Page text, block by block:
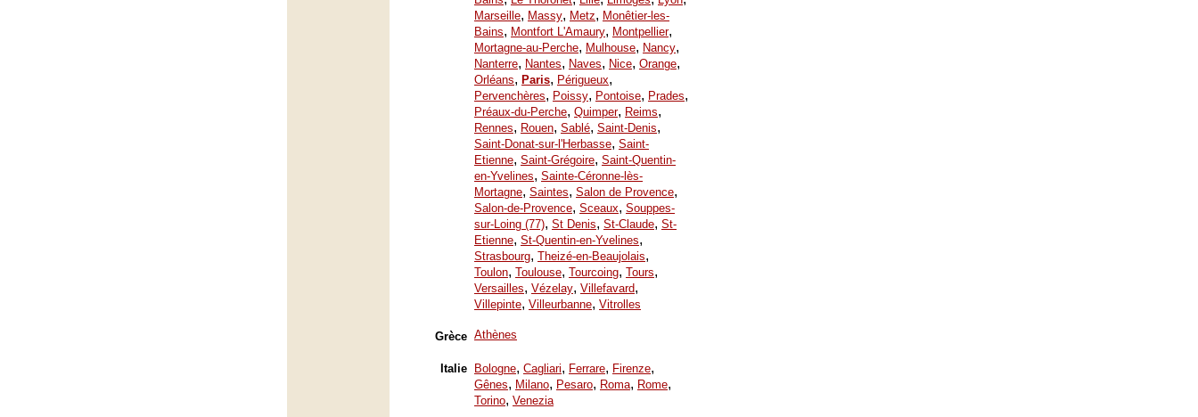
Marseille, Massy, Metz, Monêtier-les-
Bains, Montfort L'Amaury, Montpellier,
Mortagne-au-Perche, Mulhouse, Nancy,
Nanterre, Nantes, Naves, Nice, Orange,
Orléans, Paris, Périgueux,
Pervenchères, Poissy, Pontoise, Prades,
Préaux-du-Perche, Quimper, Reims,
Rennes, Rouen, Sablé, Saint-Denis,
Saint-Donat-sur-l'Herbasse, Saint-
Etienne, Saint-Grégoire, Saint-Quentin-
en-Yvelines, Sainte-Céronne-lès-
Mortagne, Saintes, Salon de Provence,
Salon-de-Provence, Sceaux, Souppes-
sur-Loing (77), St Denis, St-Claude, St-
Etienne, St-Quentin-en-Yvelines,
Strasbourg, Theizé-en-Beaujolais,
Toulon, Toulouse, Tourcoing, Tours,
Versailles, Vézelay, Villefavard,
Villepinte, Villeurbanne, Vitrolles
Grèce Athènes
Italie Bologne, Cagliari, Ferrare, Firenze,
Gênes, Milano, Pesaro, Roma, Rome,
Torino, Venezia